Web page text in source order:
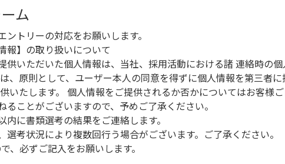
ム
ントリーの対応をお願いします。
報】の取り扱いについて
供いただいた個人情報は、当社、採用活動における諸 連絡時の
、原則として、ユーザー本人の同意を得ずに個人情報を第三者
いたします。 個人情報をご提供されるか否かについてはお客
ることがございますので、予めご了承ください。
に書類選考の結果をご連絡します。
考状況により複数回行う場合がございます。ご了承ください。
、必ずご記入をお願いします。